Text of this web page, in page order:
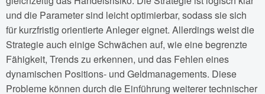
und die Parameter sind leicht optimierbar, sodass sie sich
für kurzfristig orientierte Anleger eignet. Allerdings weist die
Strategie auch einige Schwächen auf, wie eine begrenzte
Fähigkeit, Trends zu erkennen, und das Fehlen eines
dynamischen Positions- und Geldmanagements. Diese
Probleme können durch die Einführung weiterer technischer